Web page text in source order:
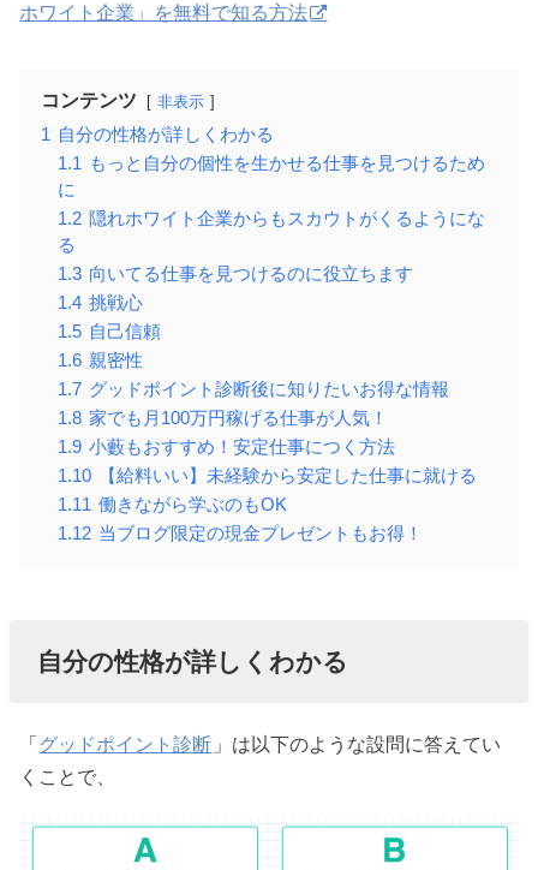
ホワイト企業」を無料で知る方法
コンテンツ 非表示
1 自分の性格が詳しくわかる
1.1
もっと自分の個性を生かせる仕事を見つけるため
に
1.2 隠れホワイト企業からもスカウトがくるようにな
る
1.3 向いてる仕事を見つけるのに役立ちます
1.4 挑戦心
1.5 自己信頼
1.6 親密性
1.7 グッドポイント診断後に知りたいお得な情報
1.8 家でも月100万円稼げる仕事が人気！
1.9 小藪もおすすめ！安定仕事につく方法
1.10
【給料いい】未経験から安定した仕事に就ける
1.11 働きながら学ぶのもOK
1.12 当ブログ限定の現金プレゼントもお得！
自分の性格が詳しくわかる
「 グッドポイント診断 」は以下のような設問に答えてい
くことで、